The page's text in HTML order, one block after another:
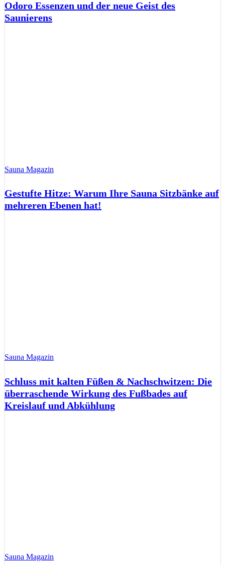
Odoro Essenzen und der neue Geist des
Saunierens
Sauna Magazin
Gestufte Hitze: Warum Ihre Sauna Sitzbänke auf
mehreren Ebenen hat!
Sauna Magazin
Schluss mit kalten Füßen & Nachschwitzen: Die
überraschende Wirkung des Fußbades auf
Kreislauf und Abkühlung
Sauna Magazin